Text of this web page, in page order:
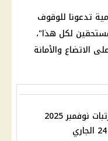
تدعونا للوقوف
لكل هذا"،
الاتضاع والأمانة
المالية تُحدّد صرف مرتبات نوفمبر 2025